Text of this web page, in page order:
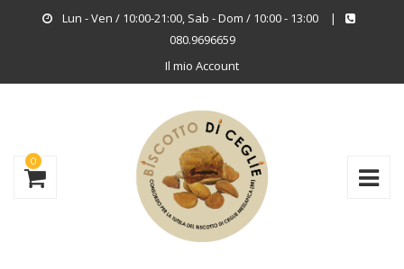
Lun - Ven / 10:00-21:00, Sab - Dom / 10:00 - 13:00
|
080.9696659
Il mio Account
0